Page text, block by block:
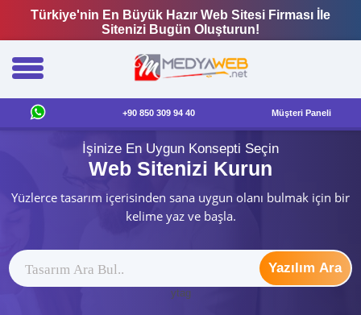
Türkiye'nin En Büyük Hazır Web Sitesi Firması İle
Sitenizi Bugün Oluşturun!
+90 850 309 94 40 Müşteri Paneli
İşinize En Uygun Konsepti Seçin
Web Sitenizi Kurun
Yüzlerce tasarım içerisinden sana uygun olanı bulmak için bir
kelime yaz ve başla.
Yazılım Ara
ytag